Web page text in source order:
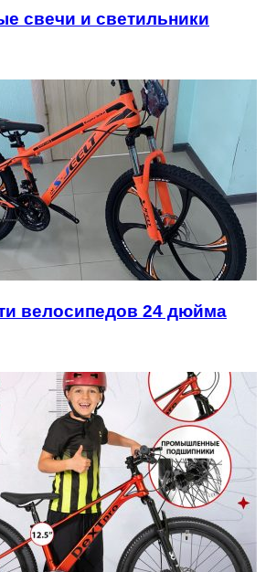
свечи и светильники
велосипедов 24 дюйма